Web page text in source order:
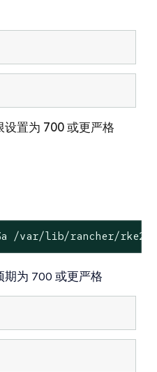
置为 700 或更严格
/var/lib/rancher/rke2/
为 700 或更严格